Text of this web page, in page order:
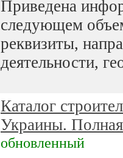
Приведена
следующем
реквизиты,
деятельности,
Каталог
Украины.
обновленный